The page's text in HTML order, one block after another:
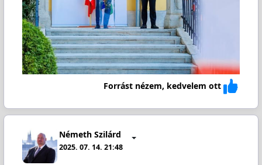
Forrást nézem, kedvelem ott
Németh Szilárd
2025. 07. 14. 21:48